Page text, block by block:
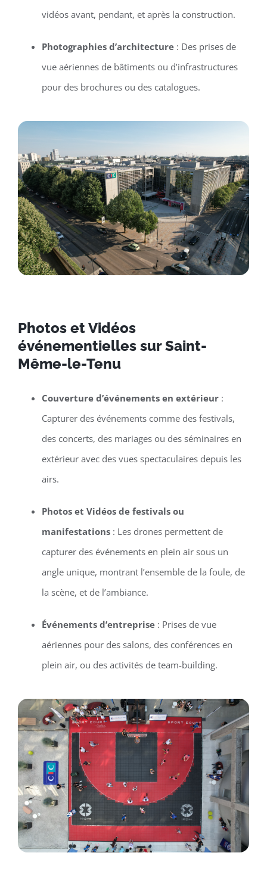
vidéos avant, pendant, et après la construction.
Photographies d’architecture: Des prises de
vue aériennes de bâtiments ou d’infrastructures
pour des brochures ou des catalogues.
Photos et Vidéos
événementielles sur Saint-
Même-le-Tenu
Couverture d’événements en extérieur:
Capturer des événements comme des festivals,
des concerts, des mariages ou des séminaires en
extérieur avec des vues spectaculaires depuis les
airs.
Photos et Vidéos de festivals ou
manifestations: Les drones permettent de
capturer des événements en plein air sous un
angle unique, montrant l’ensemble de la foule, de
la scène, et de l’ambiance.
Événements d’entreprise: Prises de vue
aériennes pour des salons, des conférences en
plein air, ou des activités de team-building.